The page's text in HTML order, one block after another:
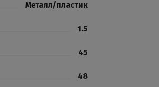
Металл/пластик
1.5
45
48